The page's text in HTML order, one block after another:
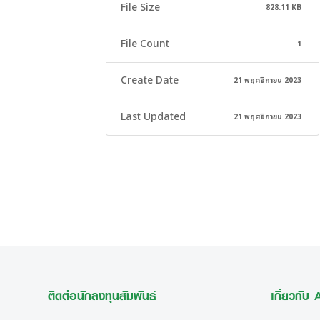
File Size 828.11 KB
File Count 1
Create Date 21 พฤศจิกายน 2023
Last Updated 21 พฤศจิกายน 2023
ติดต่อนักลงทุนสัมพันธ์ เกี่ยวกับ